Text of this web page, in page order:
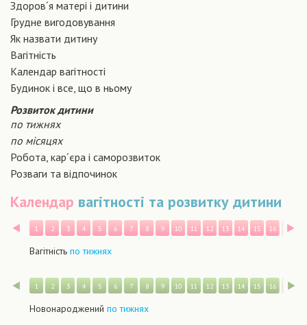
Здоров´я матері і дитини
Грудне вигодовування
Як назвати дитину
Вагiтнiсть
Календар вагітності
Будинок і все, що в ньому
Розвиток дитини
по тижнях
по місяцях
Робота, кар´єра і саморозвиток
Розваги та відпочинок
Календар вагітності та розвитку дитини
Назад
1 2 3 4 5 6 7 8 9 10 11 12 13 14 15 16 17
Вагітність по тижнях
Назад
1 2 3 4 5 6 7 8 9 10 11 12 13 14 15 16 17
Новонароджений по тижнях